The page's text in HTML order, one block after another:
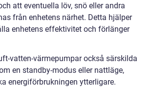
att eventuella löv, snö eller andra
från enhetens närhet. Detta hjälper
enhetens effektivitet och förlänger
vatten-värmepumpar också särskilda
en standby-modus eller nattläge,
energiförbrukningen ytterligare.